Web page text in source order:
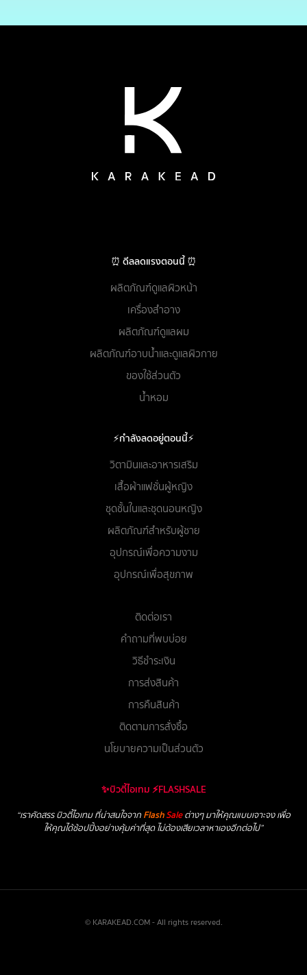
⏰ ดีลลดแรงตอนนี้ ⏰
ผลิตภัณฑ์ดูแลผิวหน้า
เครื่องสำอาง
ผลิตภัณฑ์ดูแลผม
ผลิตภัณฑ์อาบน้ำและดูแลผิวกาย
ของใช้ส่วนตัว
น้ำหอม
⚡กำลังลดอยู่ตอนนี้⚡
วิตามินและอาหารเสริม
เสื้อผ้าแฟชั่นผู้หญิง
ชุดชั้นในและชุดนอนหญิง
ผลิตภัณฑ์สำหรับผู้ชาย
อุปกรณ์เพื่อความงาม
อุปกรณ์เพื่อสุขภาพ
ติดต่อเรา
คำถามที่พบบ่อย
วิธีชำระเงิน
การส่งสินค้า
การคืนสินค้า
ติดตามการสั่งซื้อ
นโยบายความเป็นส่วนตัว
✨บิวตี้ไอเทม ⚡FLASHSALE
“เราคัดสรร บิวตี้ไอเทม ที่น่าสนใจจาก FlashSaleต่างๆ มาให้คุณแบบเจาะจง เพื่อ
ให้คุณได้ช้อปปิ้งอย่างคุ้มค่าที่สุด ไม่ต้องเสียเวลาหาเองอีกต่อไป”
© KARAKEAD.COM - All rights reserved.